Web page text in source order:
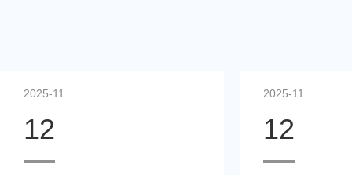
2025-11
12
2025-11
12